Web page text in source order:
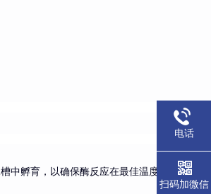
中孵育，以确保酶反应在最佳温度下进行。
电话
扫码加微信